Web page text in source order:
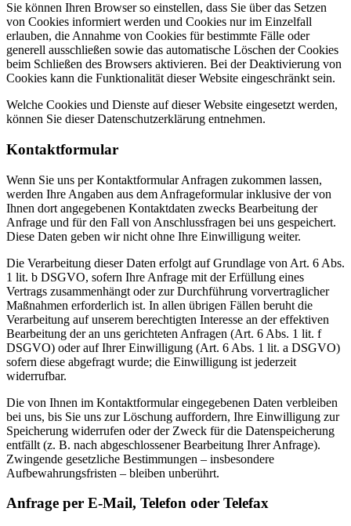
Sie können Ihren Browser so einstellen, dass Sie über das Setzen
von Cookies informiert werden und Cookies nur im Einzelfall
erlauben, die Annahme von Cookies für bestimmte Fälle oder
generell ausschließen sowie das automatische Löschen der Cookies
beim Schließen des Browsers aktivieren. Bei der Deaktivierung von
Cookies kann die Funktionalität dieser Website eingeschränkt sein.
Welche Cookies und Dienste auf dieser Website eingesetzt werden,
können Sie dieser Datenschutzerklärung entnehmen.
Kontaktformular
Wenn Sie uns per Kontaktformular Anfragen zukommen lassen,
werden Ihre Angaben aus dem Anfrageformular inklusive der von
Ihnen dort angegebenen Kontaktdaten zwecks Bearbeitung der
Anfrage und für den Fall von Anschlussfragen bei uns gespeichert.
Diese Daten geben wir nicht ohne Ihre Einwilligung weiter.
Die Verarbeitung dieser Daten erfolgt auf Grundlage von Art. 6 Abs.
1 lit. b DSGVO, sofern Ihre Anfrage mit der Erfüllung eines
Vertrags zusammenhängt oder zur Durchführung vorvertraglicher
Maßnahmen erforderlich ist. In allen übrigen Fällen beruht die
Verarbeitung auf unserem berechtigten Interesse an der effektiven
Bearbeitung der an uns gerichteten Anfragen (Art. 6 Abs. 1 lit. f
DSGVO) oder auf Ihrer Einwilligung (Art. 6 Abs. 1 lit. a DSGVO)
sofern diese abgefragt wurde; die Einwilligung ist jederzeit
widerrufbar.
Die von Ihnen im Kontaktformular eingegebenen Daten verbleiben
bei uns, bis Sie uns zur Löschung auffordern, Ihre Einwilligung zur
Speicherung widerrufen oder der Zweck für die Datenspeicherung
entfällt (z. B. nach abgeschlossener Bearbeitung Ihrer Anfrage).
Zwingende gesetzliche Bestimmungen – insbesondere
Aufbewahrungsfristen – bleiben unberührt.
Anfrage per E-Mail, Telefon oder Telefax